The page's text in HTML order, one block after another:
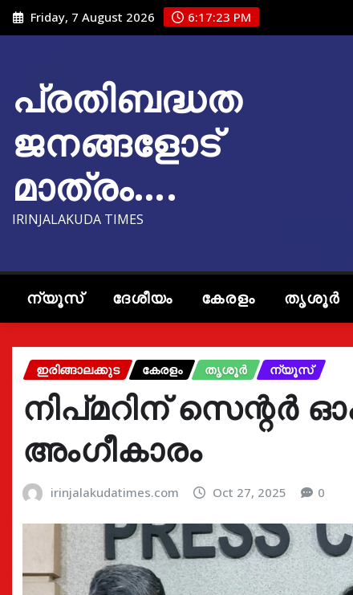
Skip
to
Friday, 7 August 2026 6:17:24 PM
പ്രതിബദ്ധത
ജനങ്ങളോട്
മാത്രം….
IRINJALAKUDA TIMES
ന്യൂസ് ദേശീയം കേരളം തൃശൂർ
ഇരിങ്ങാലക്കുട കേരളം തൃശൂർ ന്യൂസ്
നിപ്മറിന്
അംഗീകാരം
irinjalakudatimes.com Oct 27, 2025 0